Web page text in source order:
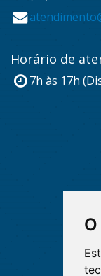
Horário de
7h às 17h